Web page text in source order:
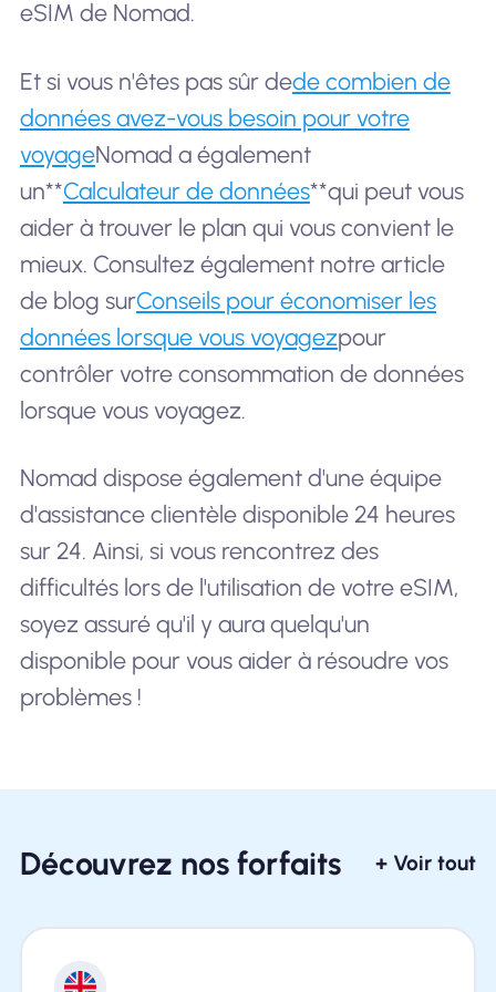
eSIM de Nomad.
Et si vous n'êtes pas sûr dede combien de
données avez-vous besoin pour votre
voyageNomad a également
un**Calculateur de données**qui peut vous
aider à trouver le plan qui vous convient le
mieux. Consultez également notre article
de blog surConseils pour économiser les
données lorsque vous voyagezpour
contrôler votre consommation de données
lorsque vous voyagez.
Nomad dispose également d'une équipe
d'assistance clientèle disponible 24 heures
sur 24. Ainsi, si vous rencontrez des
difficultés lors de l'utilisation de votre eSIM,
soyez assuré qu'il y aura quelqu'un
disponible pour vous aider à résoudre vos
problèmes !
Découvrez nos forfaits + Voir tout